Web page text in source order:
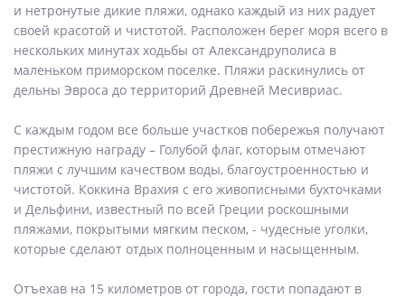
и нетронутые дикие пляжи, однако каждый из них радует
своей красотой и чистотой. Расположен берег моря всего в
нескольких минутах ходьбы от Александруполиса в
маленьком приморском поселке. Пляжи раскинулись от
дельны Эвроса до территорий Древней Месивриас.
С каждым годом все больше участков побережья получают
престижную награду – Голубой флаг, которым отмечают
пляжи с лучшим качеством воды, благоустроенностью и
чистотой. Коккина Врахия с его живописными бухточками
и Дельфини, известный по всей Греции роскошными
пляжами, покрытыми мягким песком, - чудесные уголки,
которые сделают отдых полноценным и насыщенным.
Отъехав на 15 километров от города, гости попадают в